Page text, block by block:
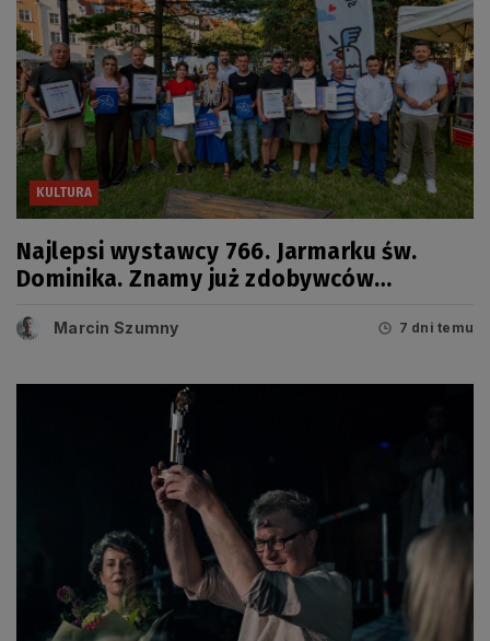
KULTURA
Najlepsi wystawcy 766. Jarmarku św.
Dominika. Znamy już zdobywców
Marcin Szumny 7 dni temu